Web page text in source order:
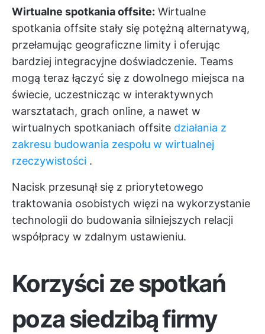
Wirtualne spotkania offsite: Wirtualne
spotkania offsite stały się potężną alternatywą,
przełamując geograficzne limity i oferując
bardziej integracyjne doświadczenie. Teams
mogą teraz łączyć się z dowolnego miejsca na
świecie, uczestnicząc w interaktywnych
warsztatach, grach online, a nawet w
wirtualnych spotkaniach offsite działania z
zakresu budowania zespołu w wirtualnej
rzeczywistości .
Nacisk przesunął się z priorytetowego
traktowania osobistych więzi na wykorzystanie
technologii do budowania silniejszych relacji
współpracy w zdalnym ustawieniu.
Korzyści ze spotkań
poza siedzibą firmy